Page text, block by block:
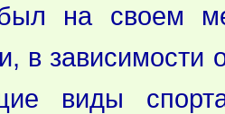
был на своем
в
виды